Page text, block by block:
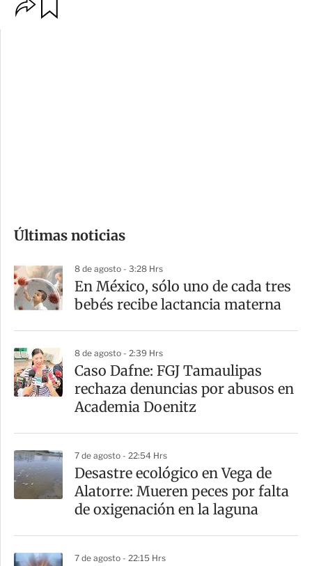
m
a
r
r
Últimas noticias
8 de agosto - 3:28 Hrs
En México, sólo uno de cada tres
bebés recibe lactancia materna
8 de agosto - 2:39 Hrs
Caso Dafne: FGJ Tamaulipas
rechaza denuncias por abusos en
Academia Doenitz
7 de agosto - 22:54 Hrs
Desastre ecológico en Vega de
Alatorre: Mueren peces por falta
de oxigenación en la laguna
7 de agosto - 22:15 Hrs